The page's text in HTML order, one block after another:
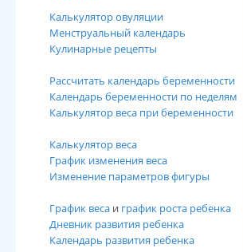
Калькулятор овуляции
Менструальный календарь
Кулинарные рецепты
Рассчитать календарь беременности
Календарь беременности по неделям
Калькулятор веса при беременности
Калькулятор веса
График изменения веса
Изменение параметров фигуры
График веса и график роста ребенка
Дневник развития ребенка
Календарь развития ребенка